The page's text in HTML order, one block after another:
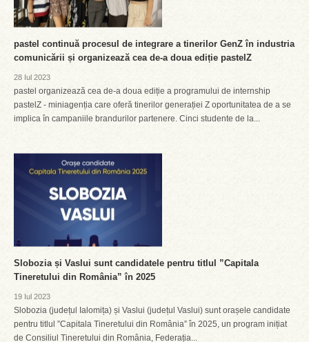
pastel continuă procesul de integrare a tinerilor GenZ în industria
comunicării și organizează cea de-a doua ediție pastelZ
28 Iul 2023
pastel organizează cea de-a doua ediție a programului de internship
pastelZ - miniagenția care oferă tinerilor generației Z oportunitatea de a se
implica în campaniile brandurilor partenere. Cinci studente de la...
Slobozia și Vaslui sunt candidatele pentru titlul ”Capitala
Tineretului din România” în 2025
19 Iul 2023
Slobozia (județul Ialomița) și Vaslui (județul Vaslui) sunt orașele candidate
pentru titlul ”Capitala Tineretului din România” în 2025, un program inițiat
de Consiliul Tineretului din România, Federația...